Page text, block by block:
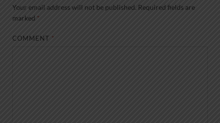
Your email address will not be published. Required fields are
marked *
COMMENT *